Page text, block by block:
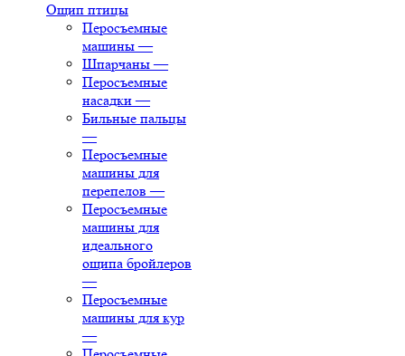
Ощип птицы
Перосъемные
машины —
Шпарчаны —
Перосъемные
насадки —
Бильные пальцы
—
Перосъемные
машины для
перепелов —
Перосъемные
машины для
идеального
ощипа бройлеров
—
Перосъемные
машины для кур
—